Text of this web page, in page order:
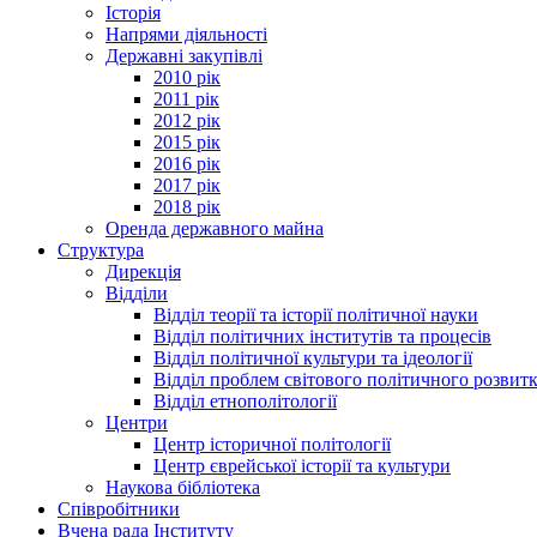
Історія
Напрями діяльності
Державні закупівлі
2010 рік
2011 рік
2012 рік
2015 рік
2016 рік
2017 рік
2018 рік
Оренда державного майна
Структура
Дирекція
Відділи
Відділ теорії та історії політичної науки
Відділ політичних інститутів та процесів
Відділ політичної культури та ідеології
Відділ проблем світового політичного
Відділ етнополітології
Центри
Центр історичної політології
Центр єврейської історії та культури
Наукова бібліотека
Співробітники
Вчена рада Інституту